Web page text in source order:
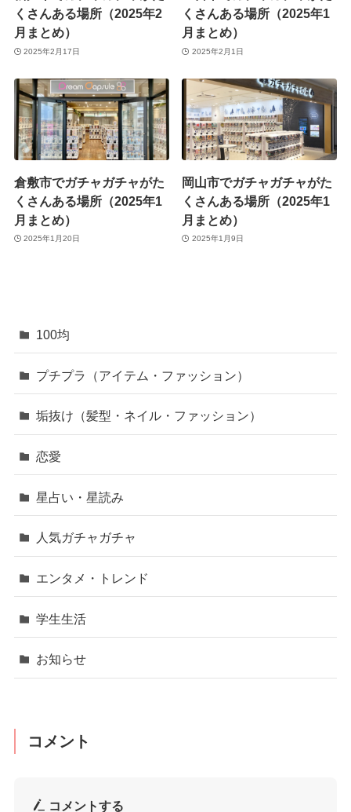
くさんある場所（2025年2
月まとめ）
2025年2月17日
くさんある場所（2025年1
月まとめ）
2025年2月1日
倉敷市でガチャガチャがた
くさんある場所（2025年1
月まとめ）
2025年1月20日
岡山市でガチャガチャがた
くさんある場所（2025年1
月まとめ）
2025年1月9日
100均
プチプラ（アイテム・ファッション）
垢抜け（髪型・ネイル・ファッション）
恋愛
星占い・星読み
人気ガチャガチャ
エンタメ・トレンド
学生生活
お知らせ
コメント
コメントする